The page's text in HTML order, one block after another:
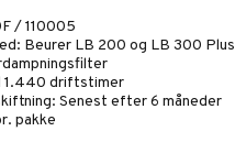
/ 110005
Beurer LB 200 og LB 300 Plus
1.440 driftstimer
Senest efter 6 måneder
pakke